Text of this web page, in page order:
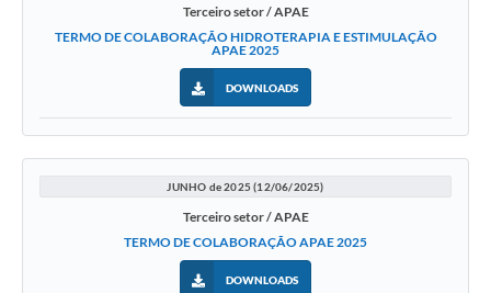
Terceiro setor / APAE
TERMO DE COLABORAÇÃO HIDROTERAPIA E ESTIMULAÇÃO
APAE 2025
DOWNLOADS
JUNHO de 2025 (12/06/2025)
Terceiro setor / APAE
TERMO DE COLABORAÇÃO APAE 2025
DOWNLOADS